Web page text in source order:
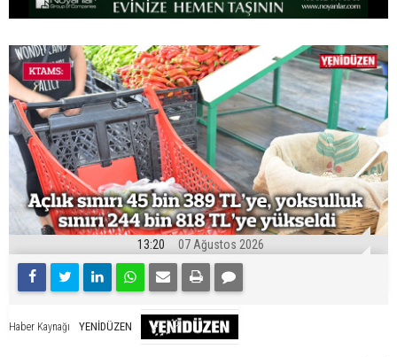
13:20 07 Ağustos 2026
Haber Kaynağı YENİDÜZEN